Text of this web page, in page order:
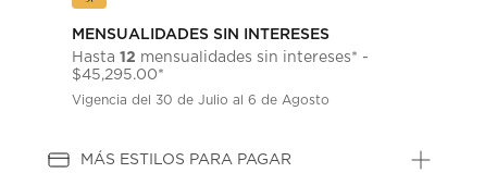
MENSUALIDADES SIN INTERESES
Hasta12 mensualidades sin intereses* -
$45,295.00*
Vigencia del 30 de Julio al 6 de Agosto
MÁS ESTILOS PARA PAGAR